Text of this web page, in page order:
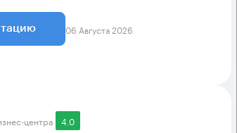
06 Августа 2026
центра 4.0